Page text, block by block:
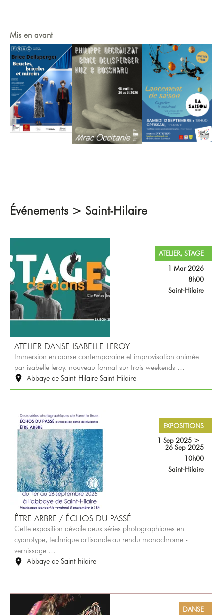
Mis en avant
Événements > Saint-Hilaire
ATELIER, STAGE
1 Mar 2026
8h00
Saint-Hilaire
ATELIER DANSE ISABELLE LEROY
Immersion en danse contemporaine et improvisation animée
par isabelle leroy. nouveau format sur trois weekends …
Abbaye de Saint-Hilaire Saint-Hilaire
EXPOSITIONS
1 Sep 2025 >
26 Sep 2025
10h00
Saint-Hilaire
ÊTRE ARBRE / ÉCHOS DU PASSÉ
Cette exposition dévoile deux séries photographiques en
cyanotype, technique artisanale au rendu monochrome -
vernissage …
Abbaye de Saint hilaire
DANSE